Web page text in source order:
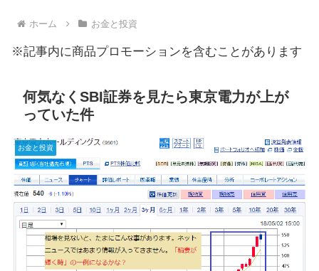
ホーム お金と投資
※記事内に商品プロモーションを含むことがあります
何気なくSBI証券を見たら東京電力が上が
っていた件
お金と投資